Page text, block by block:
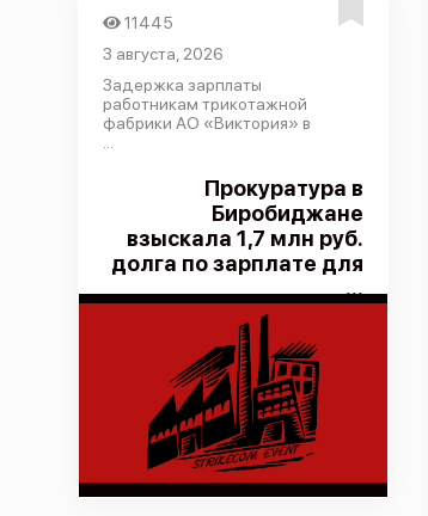
11445
3 августа, 2026
Задержка зарплаты
работникам трикотажной
фабрики АО «Виктория» в
Прокуратура в
Биробиджане
взыскала 1,7 млн руб.
долга по зарплате для
...